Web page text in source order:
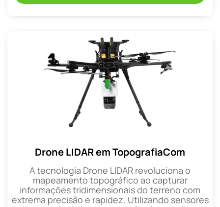
Drone LIDAR em TopografiaCom
A tecnologia Drone LIDAR revoluciona o
mapeamento topográfico ao capturar
informações tridimensionais do terreno com
extrema precisão e rapidez. Utilizando sensores